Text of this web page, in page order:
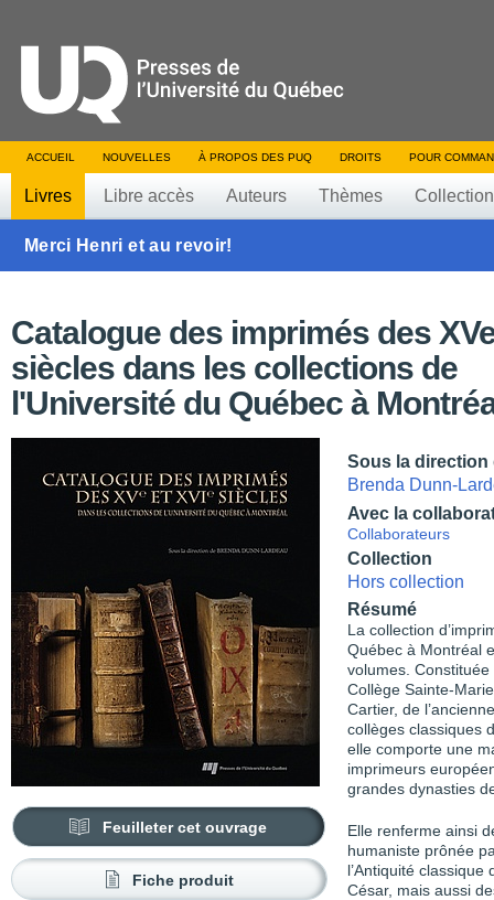
ACCUEIL NOUVELLES À PROPOS DES PUQ DROITS POUR
Livres Libre accès Auteurs Thèmes
Merci Henri et au revoir!
Catalogue des imprimés des
siècles dans les collections de
l'Université du Québec à
Feuilleter cet ouvrage
Fiche produit
Sous la direction
Brenda Dunn-
Avec la
Collaborateurs
Collection
Hors collection
Résumé
La collection
Québec à Montréal
volumes. Constituée
Collège Sainte-
Cartier, de
collèges classiques
elle comporte une
imprimeurs
grandes dynasties
Elle renferme ainsi
humaniste prônée
l’Antiquité
César, mais aussi